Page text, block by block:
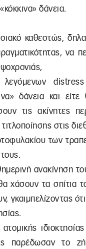
δάνεια.
καθεστώς,
να
λεγόμενων
δάνεια και
τις ακίνητες
στις
των
ανακίνηση
χάσουν τα σπίτια
γκαιμπελίζοντας
παρέδωσαν το